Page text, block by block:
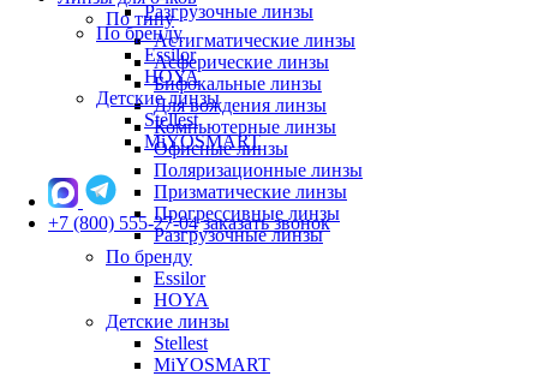
По типу
Астигматические линзы
Асферические линзы
Бифокальные линзы
Для вождения линзы
Компьютерные линзы
Офисные линзы
Поляризационные линзы
Призматические линзы
Прогрессивные линзы
Разгрузочные линзы
По бренду
Essilor
HOYA
Детские линзы
Stellest
MiYOSMART
Разгрузочные линзы
По бренду
Essilor
HOYA
Детские линзы
Stellest
MiYOSMART
+7 (800) 555-27-04 заказать звонок